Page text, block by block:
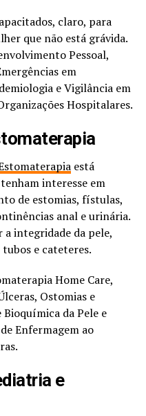
claro, para
que não está grávida.
Pessoal,
em
e Vigilância em
Hospitalares.
está
interesse em
de estomias, fístulas,
anal e urinária.
integridade da pele,
e cateteres.
Home Care,
Ostomias e
da Pele e
Enfermagem ao
e